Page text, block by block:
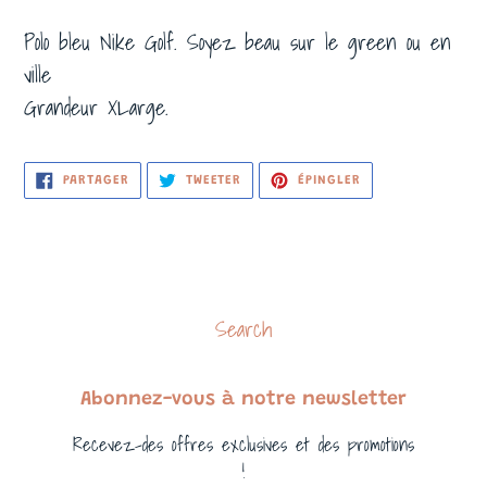
Polo bleu Nike Golf. Soyez beau sur le green ou en
ville
Grandeur XLarge.
PARTAGER PARTAGER
FACEBOOK
TWEETER
TWEETER
TWITTER
ÉPINGLER
PINTEREST
Search
Abonnez-vous à notre newsletter
Recevez-des offres exclusives et des promotions
!